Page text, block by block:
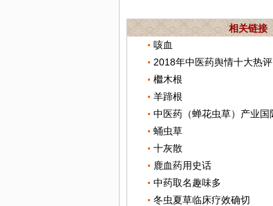
相关链接
咳血
2018年中医药舆情十大热评
檵木根
羊蹄根
蛹虫草
十灰散
鹿血药用史话
中药取名趣味多
冬虫夏草临床疗效确切